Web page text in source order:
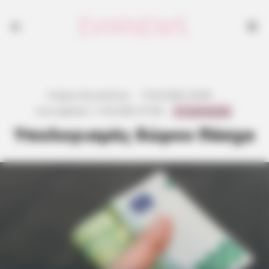
Υπολογισμός δώρου Πάσχα